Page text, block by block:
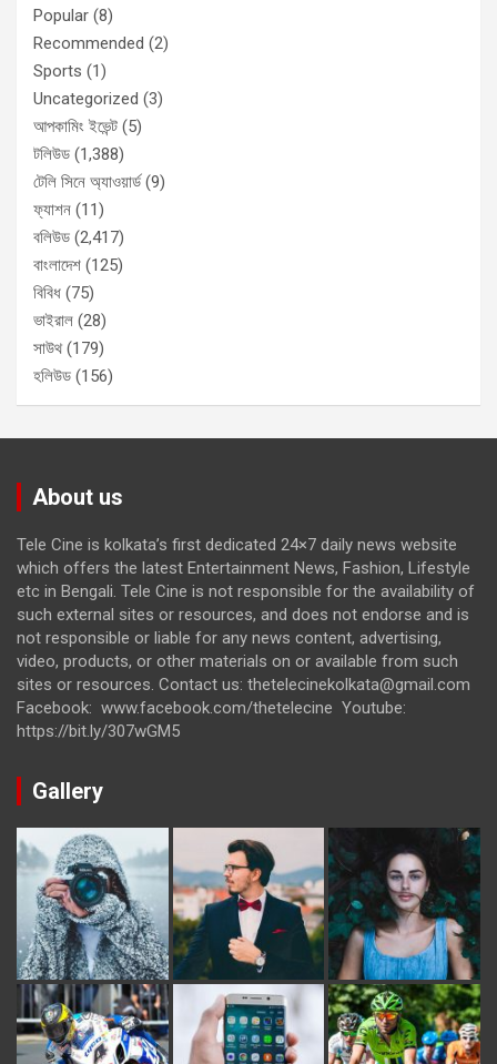
Popular (8)
Recommended (2)
Sports (1)
Uncategorized (3)
আপকামিং ইভেন্ট (5)
টলিউড (1,388)
টেলি সিনে অ্যাওয়ার্ড(9)
ফ্যাশন (11)
বলিউড (2,417)
বাংলাদেশ (125)
বিবিধ (75)
ভাইরাল (28)
সাউথ (179)
হলিউড (156)
About us
Tele Cine is kolkata’s first dedicated 24×7 daily news website
which offers the latest Entertainment News, Fashion, Lifestyle
etc in Bengali. Tele Cine is not responsible for the availability of
such external sites or resources, and does not endorse and is
not responsible or liable for any news content, advertising,
video, products, or other materials on or available from such
sites or resources. Contact us: thetelecinekolkata@gmail.com
Facebook: www.facebook.com/thetelecine Youtube:
https://bit.ly/307wGM5
Gallery